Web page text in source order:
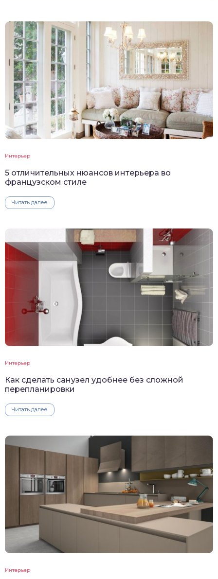
Интерьер
5 отличительных нюансов интерьера во
французском стиле
Читать далее
Интерьер
Как сделать санузел удобнее без сложной
перепланировки
Читать далее
Интерьер